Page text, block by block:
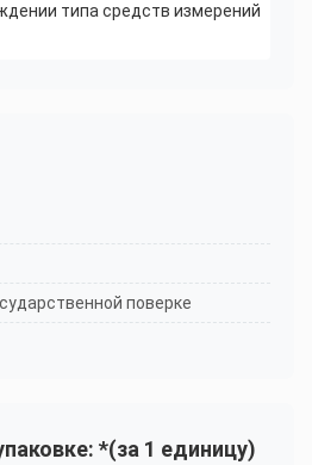
типа средств измерений
поверке
*(за 1 единицу)